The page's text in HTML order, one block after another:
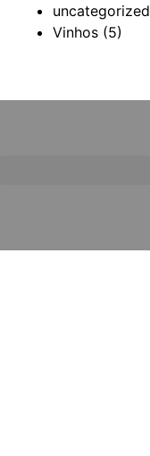
uncategorized
Vinhos (5)